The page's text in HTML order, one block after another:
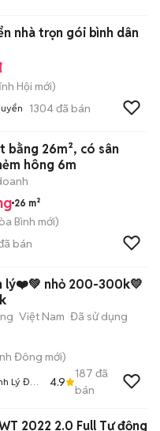
nhà trọn gói bình dân
Hội mới)
1304đã bán
bằng 26m², có sân
hông 6m
26 m²
Bình mới)
bán
lý❤️💚 nhỏ 200-300k💛
Việt Nam Đã sử dụng
Đông mới)
Lý Đồ
4.9
187 đã
bán
2022 2.0 Full Tự động